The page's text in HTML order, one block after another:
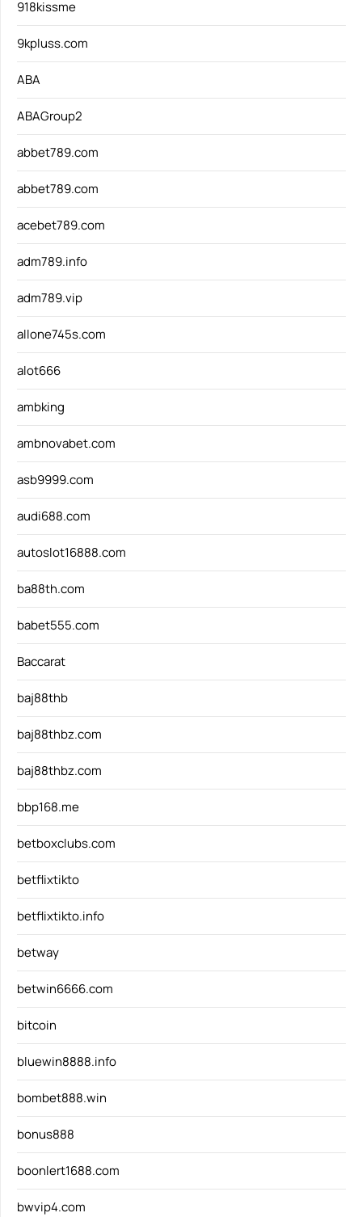
918kissme
9kpluss.com
ABA
ABAGroup2
abbet789.com
abbet789.com
acebet789.com
adm789.info
adm789.vip
allone745s.com
alot666
ambking
ambnovabet.com
asb9999.com
audi688.com
autoslot16888.com
ba88th.com
babet555.com
Baccarat
baj88thb
baj88thbz.com
baj88thbz.com
bbp168.me
betboxclubs.com
betflixtikto
betflixtikto.info
betway
betwin6666.com
bitcoin
bluewin8888.info
bombet888.win
bonus888
boonlert1688.com
bwvip4.com